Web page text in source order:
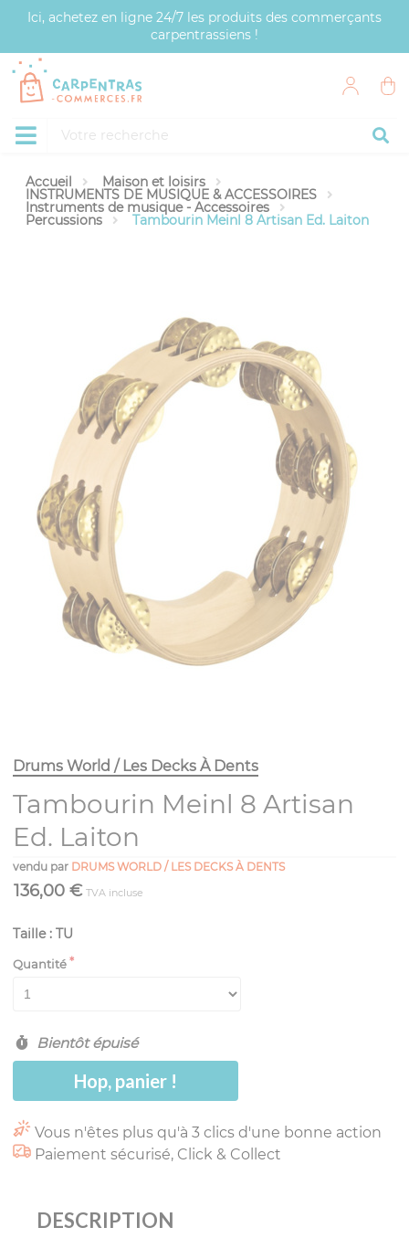
Ici, achetez en ligne 24/7 les produits des commerçants
carpentrassiens !
Accueil Maison et loisirs
INSTRUMENTS DE MUSIQUE & ACCESSOIRES
Instruments de musique - Accessoires
Percussions Tambourin Meinl 8 Artisan Ed. Laiton
Drums World / Les Decks À Dents
Tambourin Meinl 8 Artisan
Ed. Laiton
vendu par DRUMS WORLD / LES DECKS À DENTS
136,00 € TVA incluse
Taille : TU
Quantité
Bientôt épuisé
Hop, panier !
Vous n'êtes plus qu'à 3 clics d'une bonne action
Paiement sécurisé, Click & Collect
DESCRIPTION
Panneau de gestion des cookies